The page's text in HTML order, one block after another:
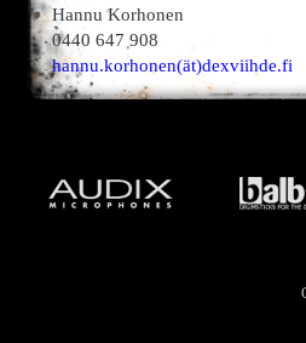
Hannu Korhonen
0440 647 908
hannu.korhonen(ät)dexviihde.fi